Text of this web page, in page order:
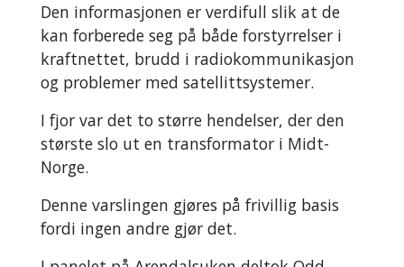
Den informasjonen er verdifull slik at de
kan forberede seg på både forstyrrelser i
kraftnettet, brudd i radiokommunikasjon
og problemer med satellittsystemer.
I fjor var det to større hendelser, der den
største slo ut en transformator i Midt-
Norge.
Denne varslingen gjøres på frivillig basis
fordi ingen andre gjør det.